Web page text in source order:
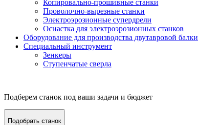
Копировально-прошивные станки
Проволочно-вырезные станки
Электроэрозионные супердрели
Оснастка для электроэрозионных станков
Оборудование для производства двутавровой балки
Специальный инструмент
Зенкеры
Ступенчатые сверла
Подберем станок под ваши задачи и бюджет
Подобрать станок